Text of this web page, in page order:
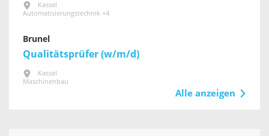
Kassel
Automatisierungstechnik +4
Brunel
Qualitätsprüfer (w/m/d)
Kassel
Maschinenbau
Alle anzeigen